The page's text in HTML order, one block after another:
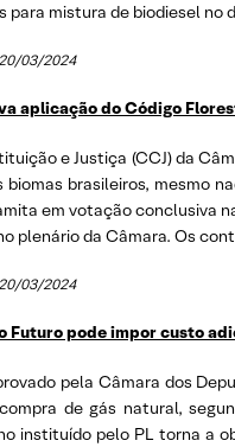
para mistura de biodiesel no
03/2024
aplicação do Código
e Justiça (CCJ) da
biomas brasileiros, mesmo
em votação conclusiva
plenário da Câmara. Os
03/2024
Futuro pode impor custo
pela Câmara dos
de gás natural,
instituído pelo PL torna a